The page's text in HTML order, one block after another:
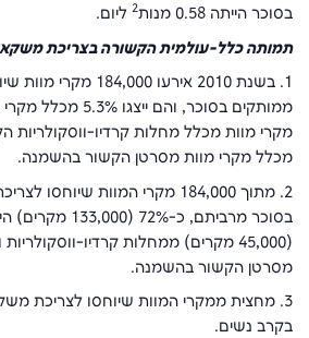
בסוכר הייתה 0.58 מנות
2 ליום.
תמותה כלל-עולמית הקשורה בצריכת
1. בשנת 2010 אירעו
מכלל מקרי מוות מסרטן הקשור בהשמנה.
2. מתוך 184,000 מקרי המוות
מסרטן הקשור בהשמנה.
3. מחצית ממקרי המוות שיוחסו לצריכת
בקרב נשים.